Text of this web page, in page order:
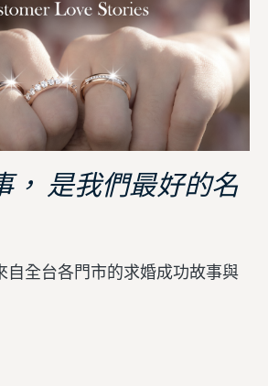
， 是我們最好的名
自全台各門市的求婚成功故事與